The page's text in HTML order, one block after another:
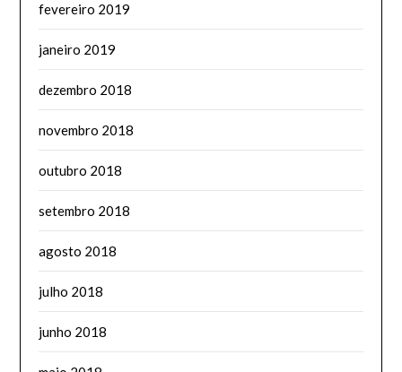
fevereiro 2019
janeiro 2019
dezembro 2018
novembro 2018
outubro 2018
setembro 2018
agosto 2018
julho 2018
junho 2018